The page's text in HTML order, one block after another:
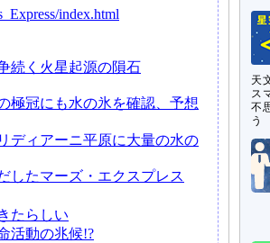
index.html
続く火星起源の隕石
極冠にも水の氷を確認、予想
ディアーニ平原に大量の水の
したマーズ・エクスプレス
たらしい
活動の兆候!?
天
ス
不
う